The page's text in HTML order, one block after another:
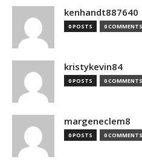
kenhandt887640
0 POSTS 0 COMMENTS
kristykevin84
0 POSTS 0 COMMENTS
margeneclem8
0 POSTS 0 COMMENTS